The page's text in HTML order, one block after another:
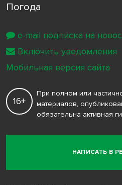
Погода
НАПИСАТЬ В
16+
При полном или
материалов,
обязательна активная
e-mail подписка на
Включить уведомления
Мобильная версия сайта